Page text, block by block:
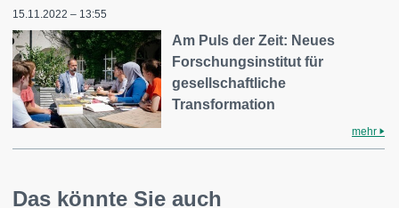
15.11.2022 – 13:55
Am Puls der Zeit: Neues
Forschungsinstitut für
gesellschaftliche
Transformation
mehr
Das könnte Sie auch